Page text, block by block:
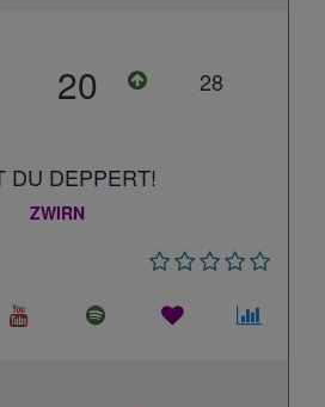
20 28
DU DEPPERT!
ZWIRN